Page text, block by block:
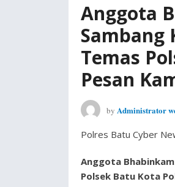
Anggota
Sambang
Temas
Pesan
by Administrator
Polres Batu Cyber
Anggota
Polsek Batu Kota